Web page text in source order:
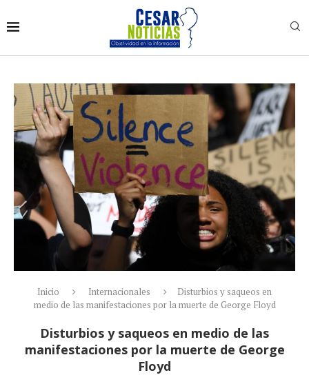
Inicio Internacionales
Disturbios y saqueos en
medio de las manifestaciones por la muerte de George Floyd
Disturbios y saqueos en medio de las
manifestaciones por la muerte de George
Floyd